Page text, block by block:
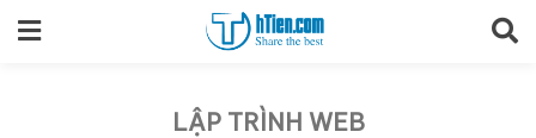
to
LẬP TRÌNH WEB